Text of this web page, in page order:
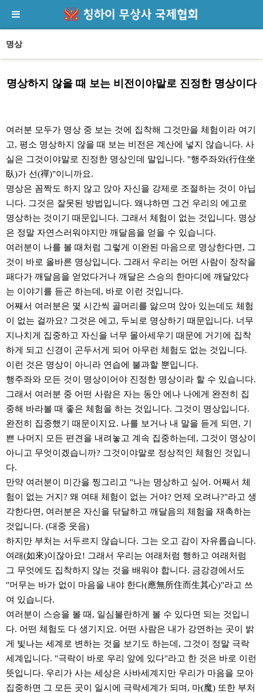
명상
명상하지 않을 때 보는 비전이야말로 진정한 명상이다
여러분 모두가 명상 중 보는 것에 집착해 그것만을 체험이라 여기
고, 평소 명상하지 않을 때 보는 비전은 계산에 넣지 않습니다. 사
실은 그것이야말로 진정한 명상인데 말입니다. "행주좌와(行住坐
臥)가 선(禪)"이니까요.
명상은 꼼짝도 하지 않고 앉아 자신을 강제로 조절하는 것이 아닙
니다. 그것은 잘못된 방법입니다. 왜냐하면 그건 우리의 에고로
명상하는 것이기 때문입니다. 그래서 체험이 없는 것입니다. 명상
은 정말 자연스러워야지만 깨달음을 얻을 수 있습니다.
여러분이 나를 볼 때처럼 그렇게 이완된 마음으로 명상한다면, 그
것이 바로 올바른 명상입니다. 그래서 우리는 어떤 사람이 장작을
패다가 깨달음을 얻었다거나 깨달은 스승의 한마디에 깨달았다
는 이야기를 듣곤 하는데, 바로 이런 것입니다.
어째서 여러분은 몇 시간씩 골머리를 앓으며 앉아 있는데도 체험
이 없는 걸까요? 그것은 에고, 두뇌로 명상하기 때문입니다. 너무
지나치게 집중하고 자신을 너무 몰아세우기 때문에 거기에 집착
하게 되고 신경이 곤두서게 되어 아무런 체험도 없는 것입니다.
이런 것은 명상이 아니라 연습에 불과할 뿐입니다.
행주좌와 모든 것이 명상이어야 진정한 명상이라 할 수 있습니다.
그래서 여러분 중 어떤 사람은 자는 동안 에나 나에게 완전히 집
중해 바라볼 때 좋은 체험을 하는 것입니다. 그것이 명상입니다.
완전히 집중했기 때문이지요. 나를 보거나 내 말을 듣게 되면, 기
쁜 나머지 모든 편견을 내려놓고 계속 집중하는데, 그것이 명상이
아니고 무엇이겠습니까? 그것이야말로 정상적인 체험인 것입니
다.
만약 여러분이 미간을 찡그리고 "나는 명상하고 싶어. 어째서 체
험이 없는 거지? 왜 여태 체험이 없는 거야? 언제 오려나?"라고 생
각한다면, 여러분은 자신을 닦달하고 깨달음의 체험을 재촉하는
것입니다. (대중 웃음)
하지만 부처는 서두르지 않습니다. 그는 오고 감이 자유롭습니다.
여래(如來)이잖아요! 그래서 우리는 여래처럼 행하고 여래처럼
그 무엇에도 집착하지 않는 것을 배워야 합니다. 금강경에서도
"머무는 바가 없이 마음을 내야 한다(應無所住而生其心)"라고 쓰
여 있습니다.
여러분이 스승을 볼 때, 일심불란하게 볼 수 있다면 되는 것입니
다. 어떤 체험도 다 생기지요. 어떤 사람은 내가 강연하는 곳이 밝
게 빛나는 세계로 변하는 것을 보기도 하는데, 그것이 정말 극락
세계입니다. "극락이 바로 우리 앞에 있다"라고 한 것은 바로 이런
뜻입니다. 우리가 사는 세상은 사바세계지만 우리가 마음을 모아
집중하면 그 모든 곳이 일시에 극락세계가 되며, 마(魔) 또한 부처